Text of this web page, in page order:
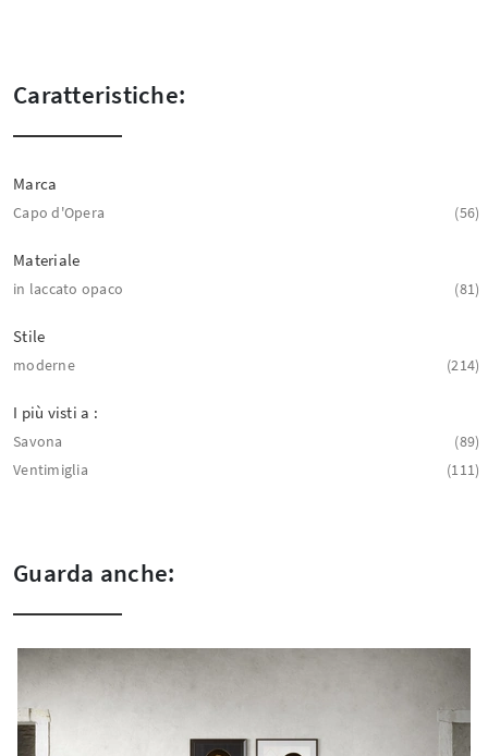
Caratteristiche:
Marca
Capo d'Opera 56
Materiale
in laccato opaco 81
Stile
moderne 214
I più visti a :
Savona
89
Ventimiglia
111
Guarda anche: